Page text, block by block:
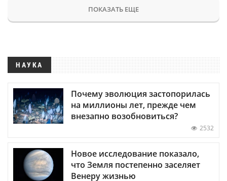
ПОКАЗАТЬ ЕЩЕ
НАУКА
Почему эволюция застопорилась
на миллионы лет, прежде чем
внезапно возобновиться?
2532
Новое исследование показало,
что Земля постепенно заселяет
Венеру жизнью